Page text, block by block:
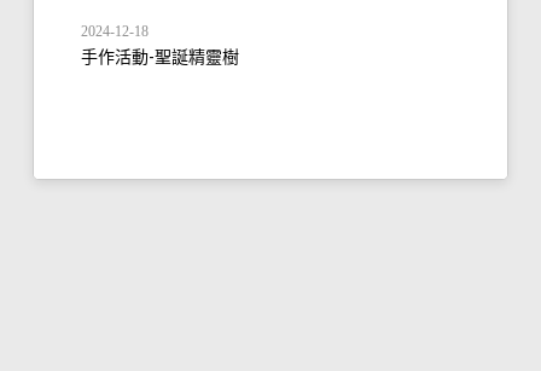
2024-12-18
手作活動-聖誕精靈樹